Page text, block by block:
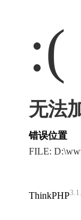
:(
无法
错误位置
FILE:
ThinkPHP